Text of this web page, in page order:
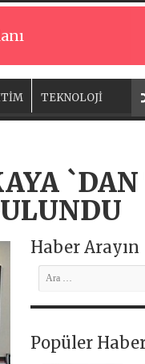
TEKNOLOJİ
Haber Arayın
Popüler